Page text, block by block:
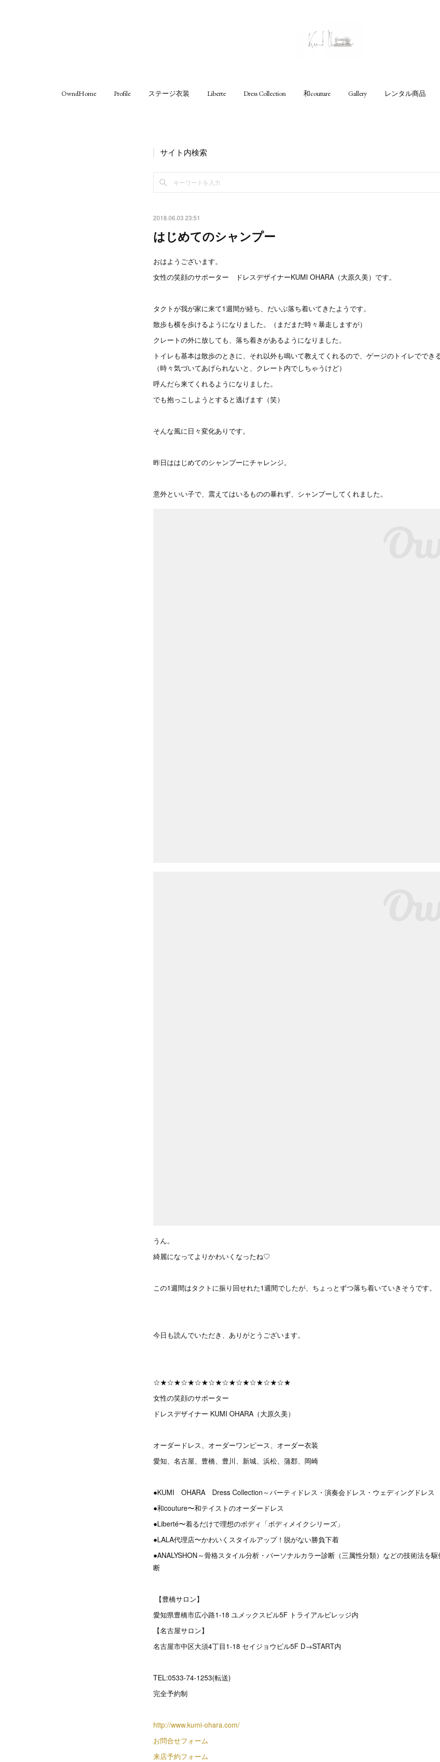
OwndHome Profile ステージ衣装 Liberte Dress Collection 和couture Gallery レンタル商品
サイト内検索
2018.06.03 23:51
はじめてのシャンプー
おはようございます。
女性の笑顔のサポーター ドレスデザイナーKUMI OHARA（大原久美）です。
タクトが我が家に来て1週間が経ち、だいぶ落ち着いてきたようです。
散歩も横を歩けるようになりました。（まだまだ時々暴走しますが）
クレートの外に放しても、落ち着きがあるようになりました。
トイレも基本は散歩のときに、それ以外も鳴いて教えてくれるので、ゲージのトイレででき
（時々気づいてあげられないと、クレート内でしちゃうけど）
呼んだら来てくれるようになりました。
でも抱っこしようとすると逃げます（笑）
そんな風に日々変化ありです。
昨日ははじめてのシャンプーにチャレンジ。
意外といい子で、震えてはいるものの暴れず、シャンプーしてくれました。
うん。
綺麗になってよりかわいくなったね♡
この1週間はタクトに振り回せれた1週間でしたが、ちょっとずつ落ち着いていきそうです。
今日も読んでいただき、ありがとうございます。
☆★☆★☆★☆★☆★☆★☆★☆★☆★☆★
女性の笑顔のサポーター
ドレスデザイナー KUMI OHARA（大原久美）
オーダードレス、オーダーワンピース、オーダー衣装
愛知、名古屋、豊橋、豊川、新城、浜松、蒲郡、岡崎
●KUMI OHARA Dress Collection～パーティドレス・演奏会ドレス・ウェディングドレス
●和couture〜和テイストのオーダードレス
●Liberté〜着るだけで理想のボディ「ボディメイクシリーズ」
●LALA代理店〜かわいくスタイルアップ！脱がない勝負下着
●ANALYSHON～骨格スタイル分析・パーソナルカラー診断（三属性分類）などの技術法を
断
【豊橋サロン】
愛知県豊橋市広小路1-18 ユメックスビル5F トライアルビレッジ内
【名古屋サロン】
名古屋市中区大須4丁目1-18 セイジョウビル5F D→START内
TEL:0533-74-1253(転送)
完全予約制
http://www.kumi-ohara.com/
お問合せフォーム
来店予約フォーム